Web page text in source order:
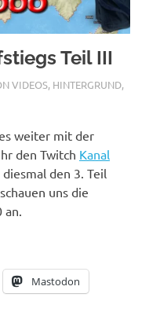
Teil III
VIDEOS, HINTERGRUND,
weiter mit der
den Twitch Kanal
den 3. Teil
uns die
an.
Mastodon